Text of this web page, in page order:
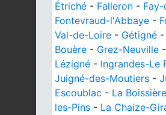
Étriché - Falleron -
Fontevraud-l'Abbaye -
Val-de-Loire - Gétigné -
Bouère - Grez-Neuville -
Lézigné - Ingrandes-Le
Juigné-des-Moutiers -
Escoublac - La Boissière
les-Pins - La Chaize-